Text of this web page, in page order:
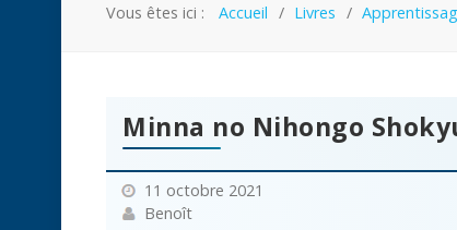
Vous êtes ici : Accueil Livres
Minna no Nihongo
11 octobre 2021
Benoît